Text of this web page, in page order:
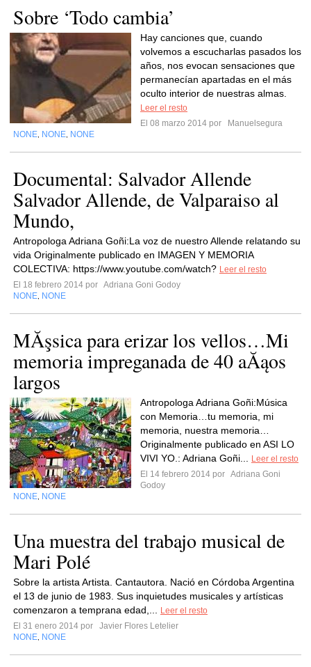
Sobre ‘Todo cambia’
Hay canciones que, cuando
volvemos a escucharlas pasados los
años, nos evocan sensaciones que
permanecían apartadas en el más
oculto interior de nuestras almas.
Leer el resto
El 08 marzo 2014 por
Manuelsegura
NONE NONE NONE
Documental: Salvador Allende
Salvador Allende, de Valparaiso al
Mundo,
Antropologa Adriana Goñi:La voz de nuestro Allende relatando su
vida Originalmente publicado en IMAGEN Y MEMORIA
COLECTIVA: https://www.youtube.com/watch? Leer el resto
El 18 febrero 2014 por Adriana Goni Godoy
NONE NONE
MĂşsica para erizar los vellos…Mi
memoria impreganada de 40 aĂąos
largos
Antropologa Adriana Goñi:Música
con Memoria…tu memoria, mi
memoria, nuestra memoria…
Originalmente publicado en ASI LO
VIVI YO.: Adriana Goñi...
Leer el resto
El 14 febrero 2014 por Adriana Goni
Godoy
NONE NONE
Una muestra del trabajo musical de
Mari Polé
Sobre la artista Artista. Cantautora. Nació en Córdoba Argentina
el 13 de junio de 1983. Sus inquietudes musicales y artísticas
comenzaron a temprana edad,...
Leer el resto
El 31 enero 2014 por
Javier Flores Letelier
NONE NONE